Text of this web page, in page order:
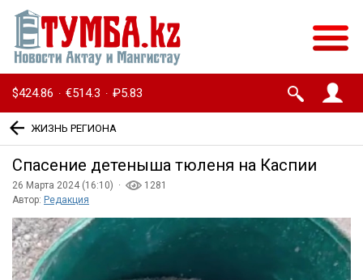
$424.86 · €514.3 · ₽5.83
ЖИЗНЬ РЕГИОНА
Спасение детеныша тюленя на Каспии
26 Марта 2024 (16:10) ·
1281
Автор: Редакция